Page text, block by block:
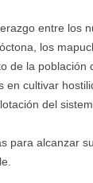
entre los
los
de la
en cultivar
del
para alcanzar